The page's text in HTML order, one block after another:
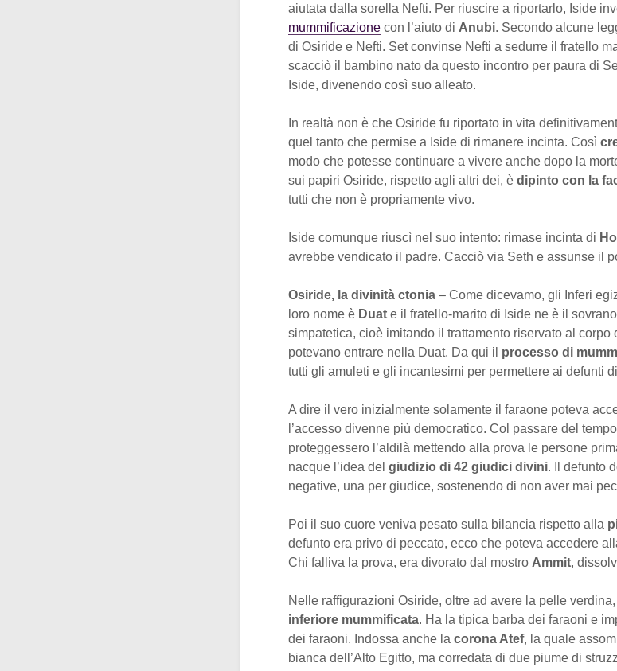
aiutata dalla sorella Nefti. Per riuscire a riportarlo, Iside
mummificazione con l’aiuto di Anubi. Secondo alcune
di Osiride e Nefti. Set convinse Nefti a sedurre il fratello
scacciò il bambino nato da questo incontro per paura di
Iside, divenendo così suo alleato.
In realtà non è che Osiride fu riportato in vita
quel tanto che permise a Iside di rimanere incinta. Così
modo che potesse continuare a vivere anche dopo la
sui papiri Osiride, rispetto agli altri dei, è dipinto con la
tutti che non è propriamente vivo.
Iside comunque riuscì nel suo intento: rimase incinta di
avrebbe vendicato il padre. Cacciò via Seth e assunse il
Osiride, la divinità ctonia – Come dicevamo, gli Inferi
loro nome è Duat e il fratello-marito di Iside ne è il
simpatetica, cioè imitando il trattamento riservato al corpo
potevano entrare nella Duat. Da qui il processo di
tutti gli amuleti e gli incantesimi per permettere ai defunti
A dire il vero inizialmente solamente il faraone poteva
l’accesso divenne più democratico. Col passare del
proteggessero l’aldilà mettendo alla prova le persone
nacque l’idea del giudizio di 42 giudici divini. Il defunto
negative, una per giudice, sostenendo di non aver mai
Poi il suo cuore veniva pesato sulla bilancia rispetto alla
defunto era privo di peccato, ecco che poteva accedere
Chi falliva la prova, era divorato dal mostro Ammit,
Nelle raffigurazioni Osiride, oltre ad avere la pelle
inferiore mummificata. Ha la tipica barba dei faraoni e
dei faraoni. Indossa anche la corona Atef, la quale
bianca dell’Alto Egitto, ma corredata di due piume di